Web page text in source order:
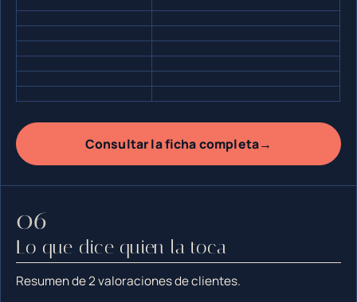
Consultar la ficha completa→
Lo que dice quien la toca
Resumen de 2 valoraciones de clientes.